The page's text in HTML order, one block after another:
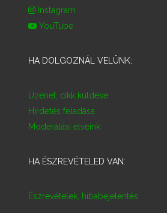
Instagram
YouTube
HA DOLGOZNÁL VELÜNK:
Üzenet, cikk küldése
Hirdetés feladása
Moderálási elveink
HA ÉSZREVÉTELED VAN:
Észrevételek, hibabejelentés